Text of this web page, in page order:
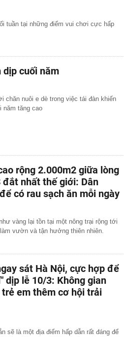
tuần tại những điểm vui chơi cực hấp
cuối năm
chăn nuôi e dè trong việc tái đàn khiến
năm tăng cao
rộng 2.000m2 giữa lòng
đắt nhất thế giới: Dân
có rau sạch ăn mỗi ngày
vàng lại tồn tại một nông trại rộng tới
vườn và tận hưởng thiên nhiên.
sát Hà Nội, cực hợp để
dịp lễ 10/3: Không gian
em thêm cơ hội trải
sẽ là một địa điểm hấp dẫn rất đáng để